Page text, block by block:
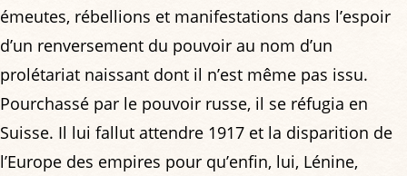
émeutes, rébellions et manifestations dans l’espoir
d’un renversement du pouvoir au nom d’un
prolétariat naissant dont il n’est même pas issu.
Pourchassé par le pouvoir russe, il se réfugia en
Suisse. Il lui fallut attendre 1917 et la disparition de
l’Europe des empires pour qu’enfin, lui, Lénine,